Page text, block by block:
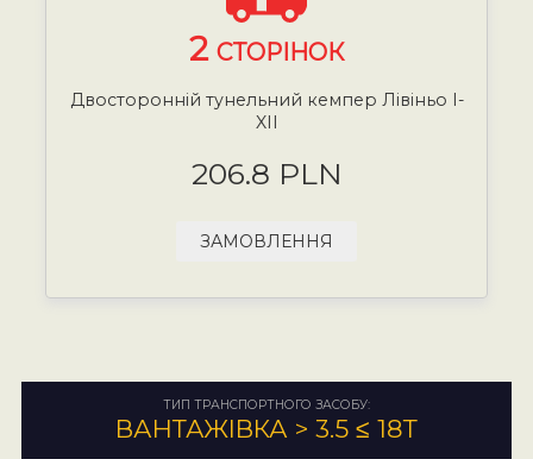
2 СТОРІНОК
Двосторонній тунельний кемпер Лівіньо I-
XII
206.8 PLN
ЗАМОВЛЕННЯ
ТИП ТРАНСПОРТНОГО ЗАСОБУ:
ВАНТАЖІВКА > 3.5 ≤ 18Т